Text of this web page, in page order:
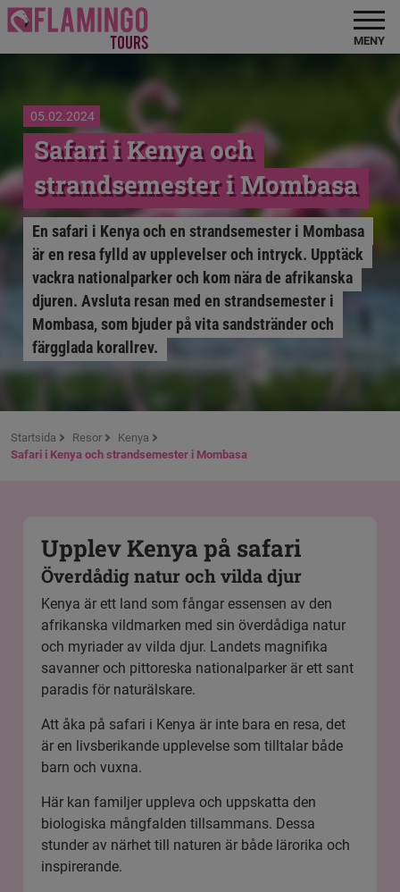
MENY
05.02.2024
Safari i Kenya och
strandsemester i Mombasa
En safari i Kenya och en strandsemester i Mombasa
är en resa fylld av upplevelser och intryck. Upptäck
vackra nationalparker och kom nära de afrikanska
djuren. Avsluta resan med en strandsemester i
Mombasa, som bjuder på vita sandstränder och
färgglada korallrev.
Startsida Resor
Kenya
Safari i Kenya och strandsemester i Mombasa
Upplev Kenya på safari
Överdådig natur och vilda djur
Kenya är ett land som fångar essensen av den
afrikanska vildmarken med sin överdådiga natur
och myriader av vilda djur. Landets magnifika
savanner och pittoreska nationalparker är ett sant
paradis för naturälskare.
Att åka på safari i Kenya är inte bara en resa, det
är en livsberikande upplevelse som tilltalar både
barn och vuxna.
Här kan familjer uppleva och uppskatta den
biologiska mångfalden tillsammans. Dessa
stunder av närhet till naturen är både lärorika och
inspirerande.